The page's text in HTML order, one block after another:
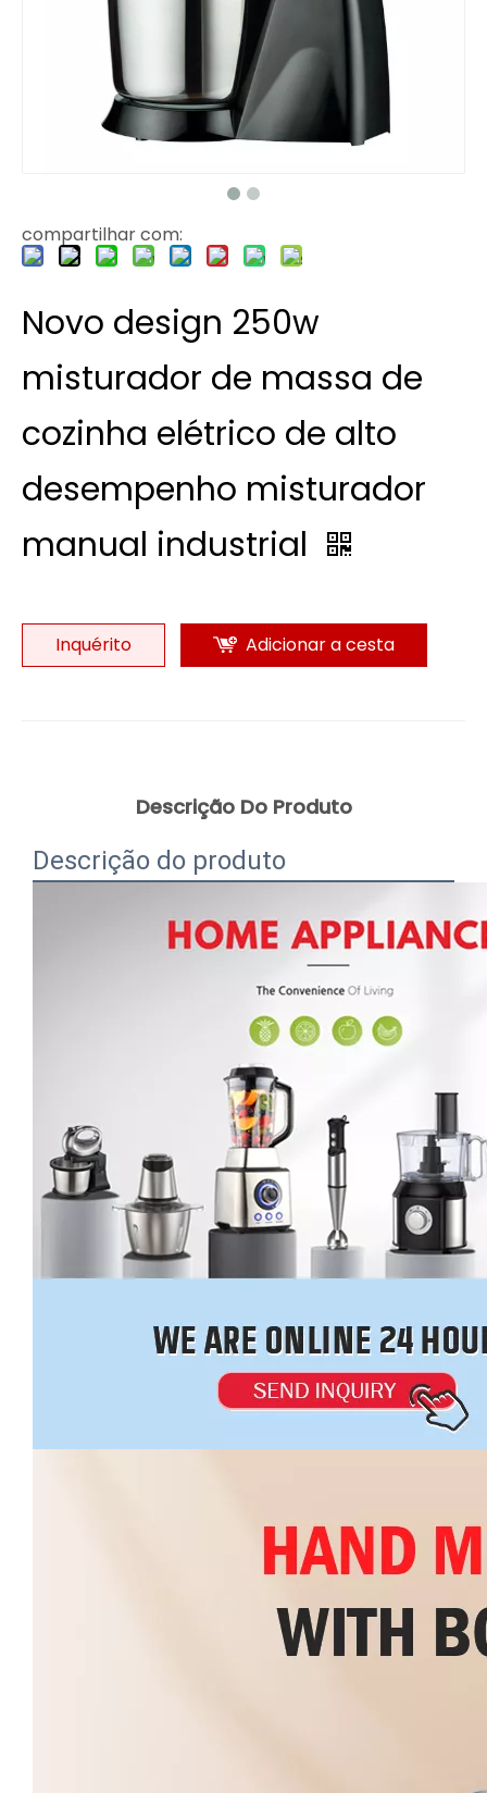
compartilhar com:
Novo design 250w
misturador de massa de
cozinha elétrico de alto
desempenho misturador
manual industrial
Inquérito Adicionar a cesta
Descrição Do Produto
Descrição do produto